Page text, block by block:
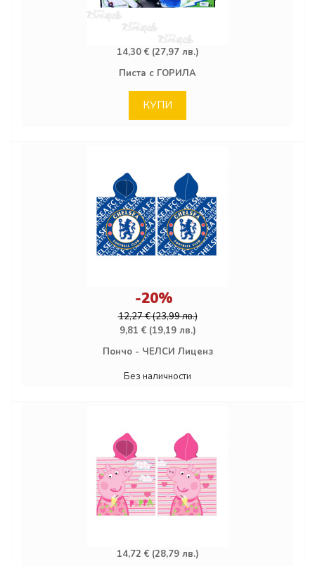
14,30 € (27,97 лв.)
Писта с ГОРИЛА
КУПИ
-20%
12,27 € (23,99 лв.)
9,81 € (19,19 лв.)
Пончо - ЧЕЛСИ Лиценз
Без наличности
14,72 € (28,79 лв.)